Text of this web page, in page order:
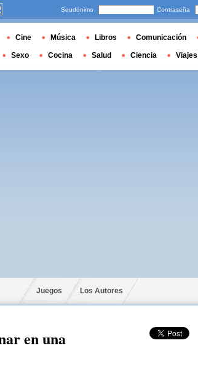
Juegos Los Autores
en una
Seudónimo Contraseña
Cine Música Libros Comunicación
Sexo Cocina Salud Ciencia Viajes